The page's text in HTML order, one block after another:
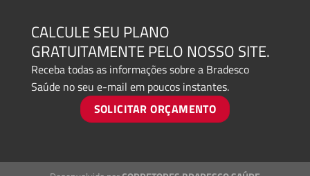
CALCULE SEU PLANO
GRATUITAMENTE PELO NOSSO SITE.
Receba todas as informações sobre a Bradesco
Saúde no seu e-mail em poucos instantes.
SOLICITAR ORÇAMENTO